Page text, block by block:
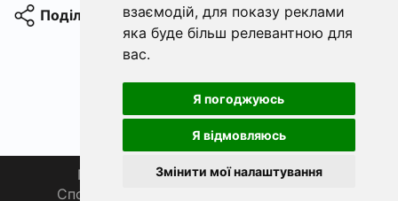
взаємодій, для показу реклами
яка буде більш релевантною для
вас.
Я погоджуюсь
Я відмовляюсь
Змінити мої налаштування
Поділитися
Головна Про нас
Магазин 🛒
Спортивна рибалка 🏆